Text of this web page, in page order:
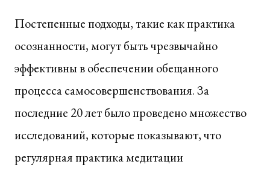
Постепенные подходы, такие как практика
осознанности, могут быть чрезвычайно
эффективны в обеспечении обещанного
процесса самосовершенствования. За
последние 20 лет было проведено множество
исследований, которые показывают, что
регулярная практика медитации